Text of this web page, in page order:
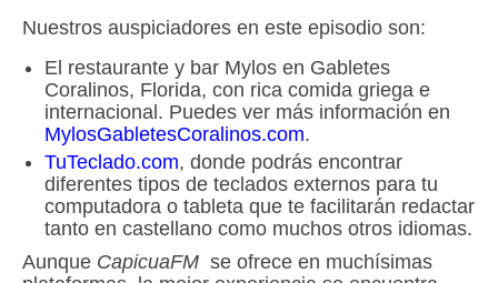
Nuestros auspiciadores en este episodio son:
El restaurante y bar Mylos en Gabletes
Coralinos, Florida, con rica comida griega e
internacional. Puedes ver más información en
MylosGabletesCoralinos.com.
TuTeclado.com, donde podrás encontrar
diferentes tipos de teclados externos para tu
computadora o tableta que te facilitarán redactar
tanto en castellano como muchos otros idiomas.
Aunque CapicuaFM se ofrece en muchísimas